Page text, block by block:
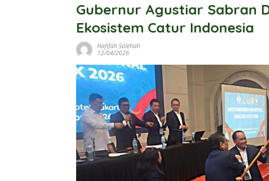
Gubernur Agustiar Sabran
Ekosistem Catur Indonesia
Hafifah Solehah
12/04/2026